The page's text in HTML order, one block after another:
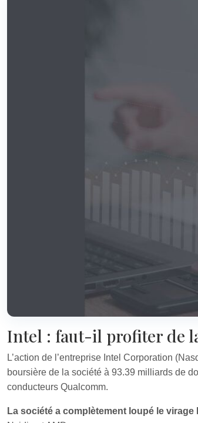
Intel : faut-il profiter de
L’action de l’entreprise Intel Corporation
boursière de la société à 93.39 milliards de
conducteurs Qualcomm.
La société a complètement loupé le virage